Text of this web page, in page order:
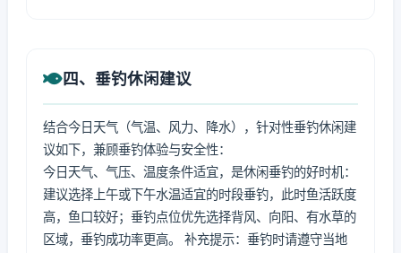
四、垂钓休闲建议
结合今日天气（气温、风力、降水），针对性垂钓休闲建
议如下，兼顾垂钓体验与安全性：
今日天气、气压、温度条件适宜，是休闲垂钓的好时机：
建议选择上午或下午水温适宜的时段垂钓，此时鱼活跃度
高，鱼口较好；垂钓点位优先选择背风、向阳、有水草的
区域，垂钓成功率更高。 补充提示：垂钓时请遵守当地